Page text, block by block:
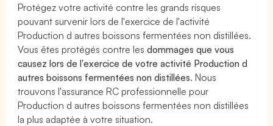
Protégez votre activité contre les grands risques
pouvant survenir lors de l'exercice de l'activité
Production d autres boissons fermentées non distillées.
Vous êtes protégés contre lesdommages que vous
causez lors de l'exercice de votre activité Production d
autres boissons fermentées non distillées. Nous
trouvons l'assurance RC professionnelle pour
Production d autres boissons fermentées non distillées
la plus adaptée à votre situation.